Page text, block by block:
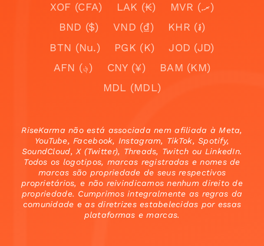
XOF (CFA)
LAK (₭)
MVR (.ރ)
BND ($)
VND (₫)
KHR (៛)
BTN (Nu.)
PGK (K)
JOD (JD)
AFN (؋)
CNY (¥)
BAM (KM)
MDL (MDL)
RiseKarma não está associada nem afiliada à Meta,
YouTube, Facebook, Instagram, TikTok, Spotify,
SoundCloud, X (Twitter), Threads, Twitch ou LinkedIn.
Todos os logotipos, marcas registradas e nomes de
marcas são propriedade de seus respectivos
proprietários, e não reivindicamos nenhum direito de
propriedade. Cumprimos integralmente as regras da
comunidade e as diretrizes estabelecidas por essas
plataformas e marcas.